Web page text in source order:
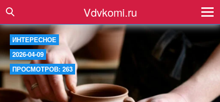
Vdvkomi.ru
ИНТЕРЕСНОЕ
2026-04-09
ПРОСМОТРОВ: 263